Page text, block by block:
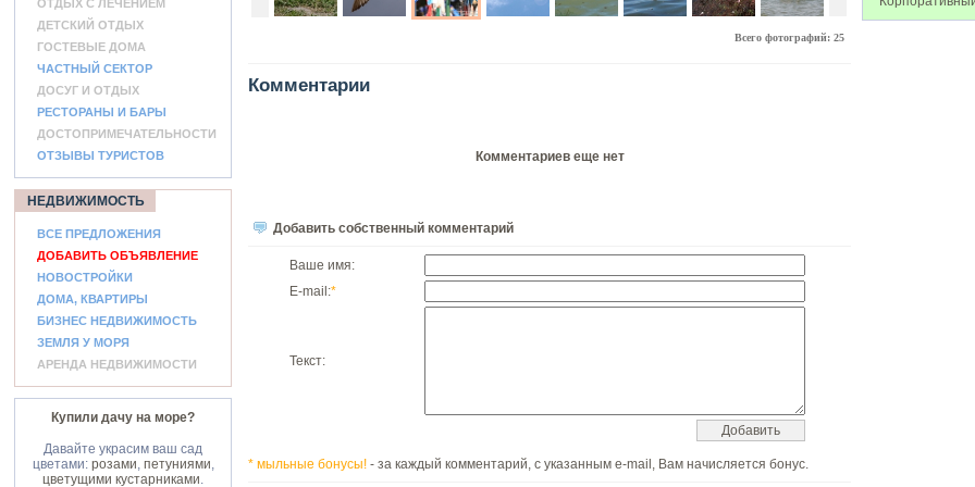
ОТДЫХ С ЛЕЧЕНИЕМ
ДЕТСКИЙ ОТДЫХ
ГОСТЕВЫЕ ДОМА
ЧАСТНЫЙ СЕКТОР
ДОСУГ И ОТДЫХ
РЕСТОРАНЫ И БАРЫ
ДОСТОПРИМЕЧАТЕЛЬНОСТИ
ОТЗЫВЫ ТУРИСТОВ
НЕДВИЖИМОСТЬ
ВСЕ ПРЕДЛОЖЕНИЯ
ДОБАВИТЬ ОБЪЯВЛЕНИЕ
НОВОСТРОЙКИ
ДОМА, КВАРТИРЫ
БИЗНЕС НЕДВИЖИМОСТЬ
ЗЕМЛЯ У МОРЯ
АРЕНДА НЕДВИЖИМОСТИ
Купили дачу на море?
Давайте украсим ваш сад
цветами: розами, петуниями,
цветущими кустарниками.
Всего фотографий: 25
Комментарии
Комментариев еще нет
Добавить собственный комментарий
Ваше имя:
E-mail:*
Текст:
* мыльные бонусы! - за каждый комментарий, с указанным e-mail, Вам начисляется бонус.